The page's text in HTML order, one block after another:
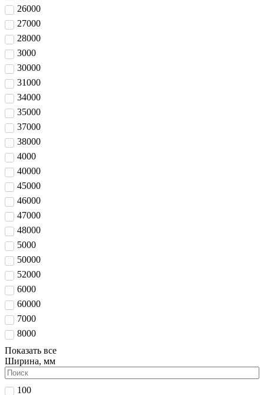
26000
27000
28000
3000
30000
31000
34000
35000
37000
38000
4000
40000
45000
46000
47000
48000
5000
50000
52000
6000
60000
7000
8000
Показать все
Ширина, мм
100